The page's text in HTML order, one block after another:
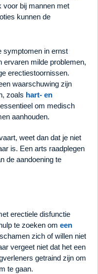
voor bij mannen met
kunnen de
symptomen in ernst
ervaren milde problemen,
erectiestoornissen.
waarschuwing zijn
zoals hart- en
om medisch
aanhouden.
weet dan dat je niet
is. Een arts raadplegen
de aandoening te
erectiele disfunctie
te zoeken om een
zich of willen niet
vergeet niet dat het een
getraind zijn om
te gaan.